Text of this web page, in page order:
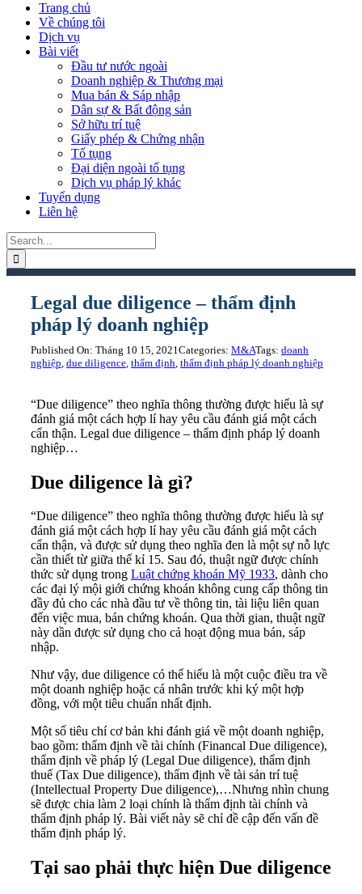
Trang chủ
Về chúng tôi
Dịch vụ
Bài viết
Đầu tư nước ngoài
Doanh nghiệp & Thương mại
Mua bán & Sáp nhập
Dân sự & Bất động sản
Sở hữu trí tuệ
Giấy phép & Chứng nhận
Tố tụng
Đại diện ngoài tố tụng
Dịch vụ pháp lý khác
Tuyển dụng
Liên hệ
Search
for:
Legal due diligence – thẩm định
pháp lý doanh nghiệp
Published On: Tháng 10 15, 2021 Categories: M&ATags: doanh
nghiệp due diligence, thẩm định thẩm định pháp lý doanh nghiệp
“Due diligence” theo nghĩa thông thường được hiểu là sự
đánh giá một cách hợp lí hay yêu cầu đánh giá một cách
cẩn thận. Legal due diligence – thẩm định pháp lý doanh
nghiệp…
Due diligence là gì?
“Due diligence” theo nghĩa thông thường được hiểu là sự
đánh giá một cách hợp lí hay yêu cầu đánh giá một cách
cẩn thận, và được sử dụng theo nghĩa đen là một sự nỗ lực
cần thiết từ giữa thế kỉ 15. Sau đó, thuật ngữ được chính
thức sử dụng trong Luật chứng khoán Mỹ 1933, dành cho
các đại lý mội giới chứng khoán không cung cấp thông tin
đầy đủ cho các nhà đầu tư về thông tin, tài liệu liên quan
đến việc mua, bán chứng khoán. Qua thời gian, thuật ngữ
này dần được sử dụng cho cả hoạt động mua bán, sáp
nhập.
Như vậy, due diligence có thể hiểu là một cuộc điều tra về
một doanh nghiệp hoặc cá nhân trước khi ký một hợp
đồng, với một tiêu chuẩn nhất định.
Một số tiêu chí cơ bản khi đánh giá về một doanh nghiệp,
bao gồm: thẩm định về tài chính (Financal Due diligence),
thẩm định về pháp lý (Legal Due diligence), thẩm định
thuế (Tax Due diligence), thẩm định về tài sản trí tuệ
(Intellectual Property Due diligence),…Nhưng nhìn chung
sẽ được chia làm 2 loại chính là thẩm định tài chính và
thẩm định pháp lý. Bài viết này sẽ chỉ đề cập đến vấn đề
thẩm định pháp lý.
Tại sao phải thực hiện Due diligence